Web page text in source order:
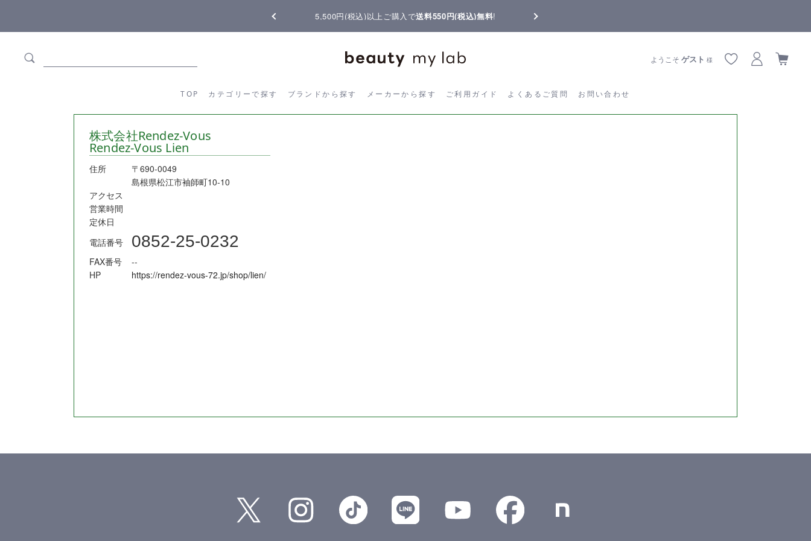
5,500円(税込)以上ご購入で送料550円(税込)無料!
TOP カテゴリーで探す ブランドから探す メーカーから探す ご利用ガイド よくあるご質問 お問い合わせ
ようこそゲスト 様
カテゴリーから探す ブランドから探す メーカーから探す ご利用ガイド よくあるご質問
株式会社Rendez-Vous
Rendez-Vous Lien
住所
〒690-0049
島根県松江市袖師町10-10
アクセス
営業時間
定休日
電話番号
0852-25-0232
FAX番号
--
HP
https://rendez-vous-72.jp/shop/lien/